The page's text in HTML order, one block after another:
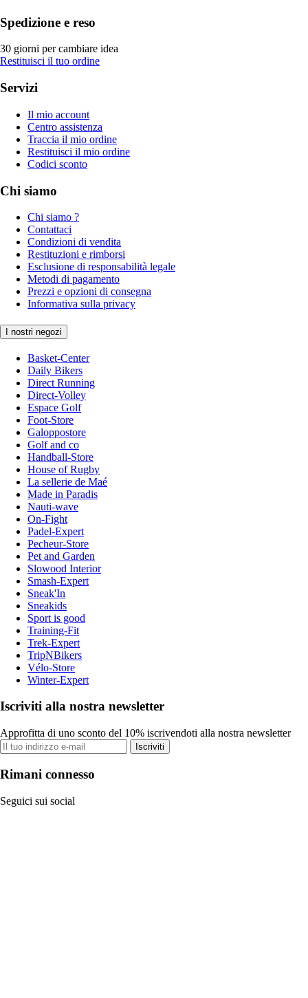
Spedizione e reso
30 giorni per cambiare idea
Restituisci il tuo ordine
Servizi
Il mio account
Centro assistenza
Traccia il mio ordine
Restituisci il mio ordine
Codici sconto
Chi siamo
Chi siamo ?
Contattaci
Condizioni di vendita
Restituzioni e rimborsi
Esclusione di responsabilità legale
Metodi di pagamento
Prezzi e opzioni di consegna
Informativa sulla privacy
I nostri negozi
Basket-Center
Daily Bikers
Direct Running
Direct-Volley
Espace Golf
Foot-Store
Galoppostore
Golf and co
Handball-Store
House of Rugby
La sellerie de Maé
Made in Paradis
Nauti-wave
On-Fight
Padel-Expert
Pecheur-Store
Pet and Garden
Slowood Interior
Smash-Expert
Sneak'In
Sneakids
Sport is good
Training-Fit
Trek-Expert
TripNBikers
Vélo-Store
Winter-Expert
Iscriviti alla nostra newsletter
Approfitta di uno sconto del 10% iscrivendoti alla nostra newsletter
Iscriviti
Rimani connesso
Seguici sui social